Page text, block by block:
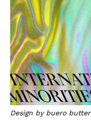
Design by buero butter